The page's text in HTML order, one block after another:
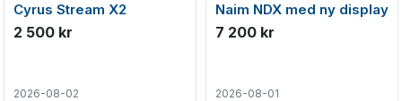
Cyrus Stream X2
2 500 kr
2026-08-02
Naim NDX med ny display
7 200 kr
2026-08-01